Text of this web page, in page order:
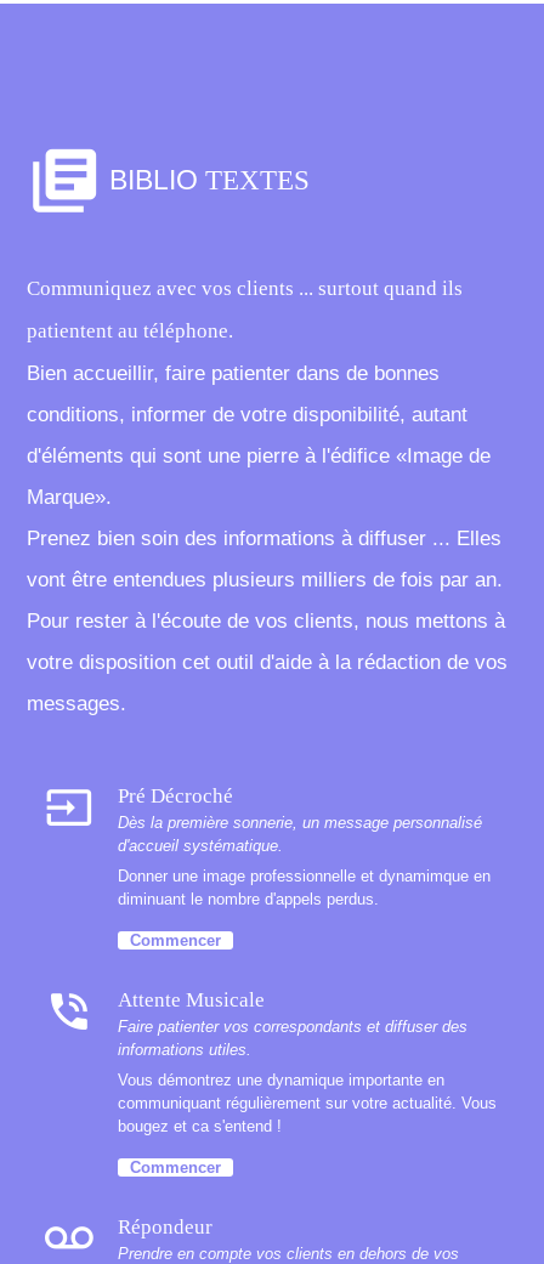
library_books BIBLIOTEXTES
Communiquez avec vos clients ... surtout quand ils
patientent au téléphone.
Bien accueillir, faire patienter dans de bonnes
conditions, informer de votre disponibilité, autant
d'éléments qui sont une pierre à l'édifice «Image de
Marque».
Prenez bien soin des informations à diffuser ... Elles
vont être entendues plusieurs milliers de fois par an.
Pour rester à l'écoute de vos clients, nous mettons à
votre disposition cet outil d'aide à la rédaction de vos
messages.
input Pré Décroché
Dès la première sonnerie, un message personnalisé
d'accueil systématique.
Donner une image professionnelle et dynamimque en
diminuant le nombre d'appels perdus.
Commencer
phone_in_talk Attente Musicale
Faire patienter vos correspondants et diffuser des
informations utiles.
Vous démontrez une dynamique importante en
communiquant régulièrement sur votre actualité. Vous
bougez et ca s'entend !
Commencer
voicemail Répondeur
Prendre en compte vos clients en dehors de vos